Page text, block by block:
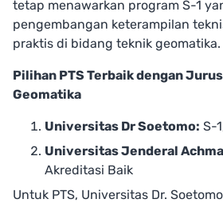
tetap menawarkan program S-1
pengembangan keterampilan
praktis di bidang teknik geomatika.
Pilihan PTS Terbaik dengan
Geomatika
Universitas Dr Soetomo: S-
Universitas Jenderal
Akreditasi Baik
Untuk PTS, Universitas Dr.